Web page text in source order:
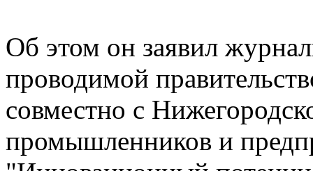
Об этом он заявил
проводимой
совместно с
промышленников и